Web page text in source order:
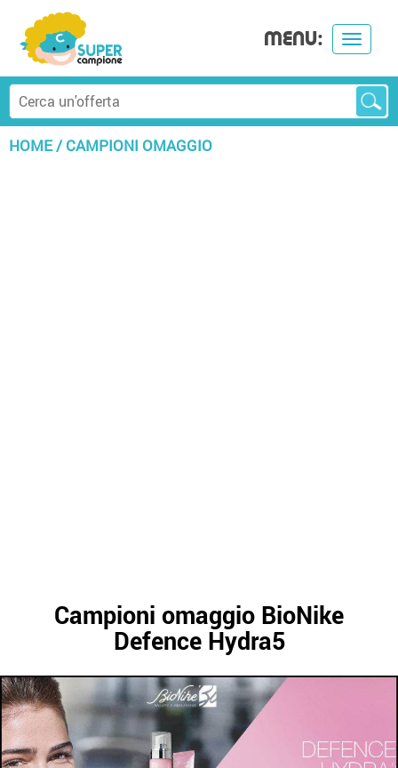
Toggle
MENU:
HOME/CAMPIONI OMAGGIO
Campioni omaggio BioNike
Defence Hydra5